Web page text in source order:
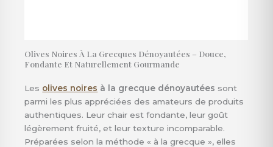
Olives Noires À La Grecques Dénoyautées – Douce,
Fondante Et Naturellement Gourmande
Les olives noires à la grecque dénoyautées sont
parmi les plus appréciées des amateurs de produits
authentiques. Leur chair est fondante, leur goût
légèrement fruité, et leur texture incomparable.
Préparées selon la méthode « à la grecque », elles